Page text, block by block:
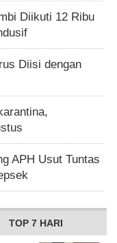
Diikuti 12 Ribu
Diisi dengan
APH Usut Tuntas
TOP 7 HARI